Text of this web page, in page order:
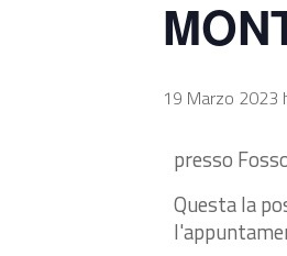
19 Marzo 2023
presso
Questa la